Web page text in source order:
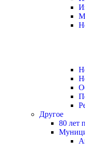
Другое
80 лет